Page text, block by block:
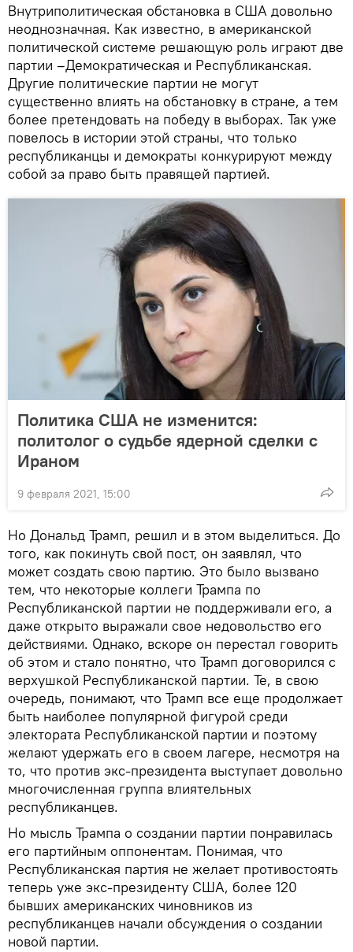
Внутриполитическая обстановка в США довольно
неоднозначная. Как известно, в американской
политической системе решающую роль играют две
партии –Демократическая и Республиканская.
Другие политические партии не могут
существенно влиять на обстановку в стране, а тем
более претендовать на победу в выборах. Так уже
повелось в истории этой страны, что только
республиканцы и демократы конкурируют между
собой за право быть правящей партией.
Политика США не изменится:
политолог о судьбе ядерной сделки с
Ираном
9 февраля 2021, 15:00
Но Дональд Трамп, решил и в этом выделиться. До
того, как покинуть свой пост, он заявлял, что
может создать свою партию. Это было вызвано
тем, что некоторые коллеги Трампа по
Республиканской партии не поддерживали его, а
даже открыто выражали свое недовольство его
действиями. Однако, вскоре он перестал говорить
об этом и стало понятно, что Трамп договорился с
верхушкой Республиканской партии. Те, в свою
очередь, понимают, что Трамп все еще продолжает
быть наиболее популярной фигурой среди
электората Республиканской партии и поэтому
желают удержать его в своем лагере, несмотря на
то, что против экс-президента выступает довольно
многочисленная группа влиятельных
республиканцев.
Но мысль Трампа о создании партии понравилась
его партийным оппонентам. Понимая, что
Республиканская партия не желает противостоять
теперь уже экс-президенту США, более 120
бывших американских чиновников из
республиканцев начали обсуждения о создании
новой партии.